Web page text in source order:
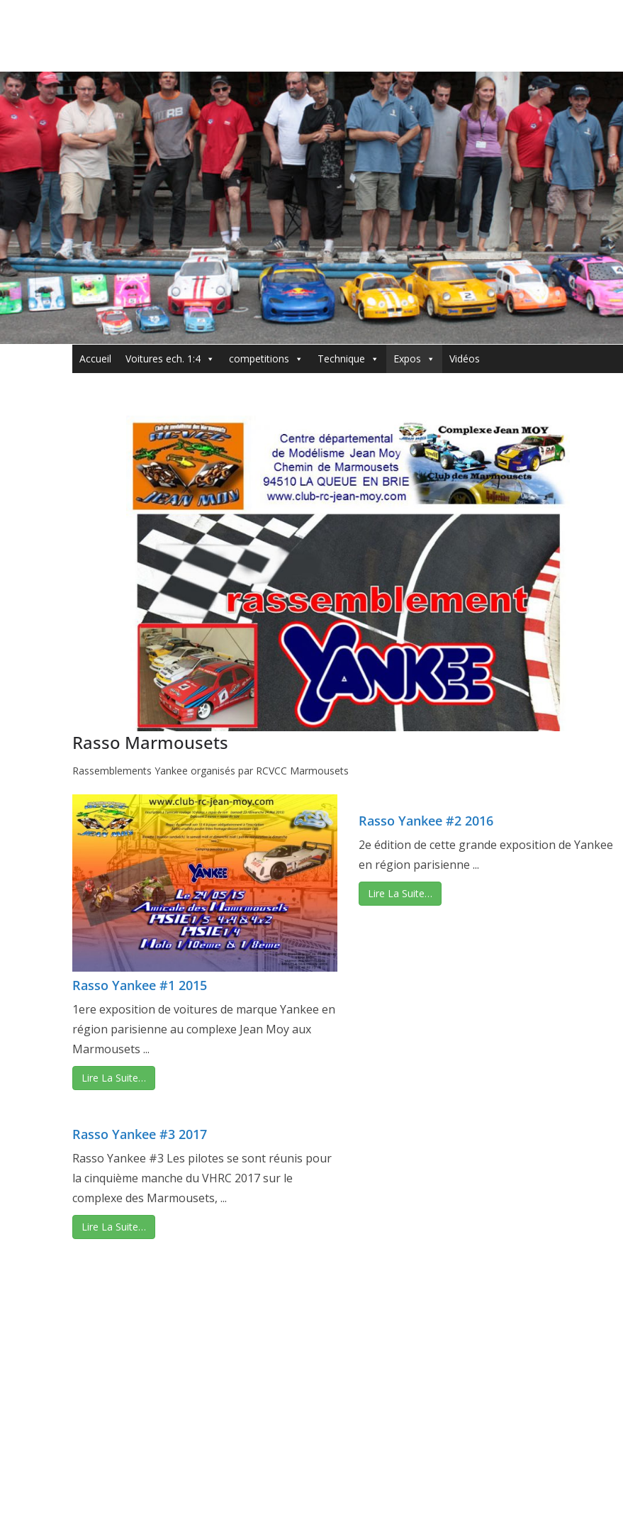
Accueil Voitures ech. 1:4 competitions Technique Expos Vidéos
Rasso Marmousets
Rassemblements Yankee organisés par RCVCC Marmousets
Rasso Yankee #1 2015
1ere exposition de voitures de marque Yankee en
région parisienne au complexe Jean Moy aux
Marmousets ...
Lire La Suite…
Rasso Yankee #2 2016
2e édition de cette grande exposition de Yankee
en région parisienne ...
Lire La Suite…
Rasso Yankee #3 2017
Rasso Yankee #3 Les pilotes se sont réunis pour
la cinquième manche du VHRC 2017 sur le
complexe des Marmousets, ...
Lire La Suite…